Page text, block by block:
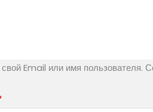
Email или имя пользователя.
Обязательно